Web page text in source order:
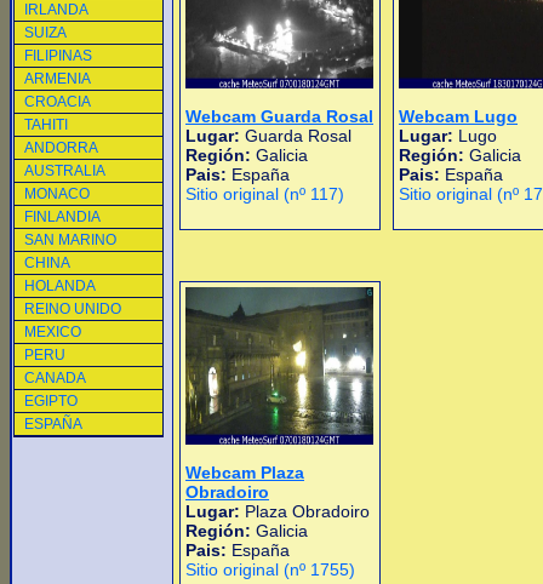
IRLANDA
SUIZA
FILIPINAS
ARMENIA
CROACIA
TAHITI
ANDORRA
AUSTRALIA
MONACO
FINLANDIA
SAN MARINO
CHINA
HOLANDA
REINO UNIDO
MEXICO
PERU
CANADA
EGIPTO
ESPAÑA
Webcam Guarda Rosal
Lugar: Guarda Rosal
Región: Galicia
Pais: España
Sitio original (nº 117)
Webcam Lugo
Lugar: Lugo
Región: Galicia
Pais: España
Sitio original (nº
Webcam Plaza
Obradoiro
Lugar: Plaza Obradoiro
Región: Galicia
Pais: España
Sitio original (nº 1755)